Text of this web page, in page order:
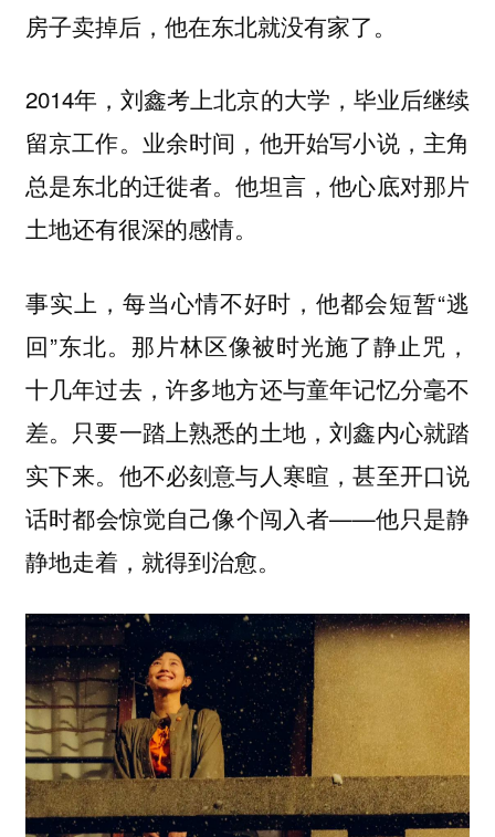
房子卖掉后，他在东北就没有家了。
2014年，刘鑫考上北京的大学，毕业后继续
留京工作。业余时间，他开始写小说，主角
总是东北的迁徙者。他坦言，他心底对那片
土地还有很深的感情。
事实上，每当心情不好时，他都会短暂“逃
回”东北。那片林区像被时光施了静止咒，
十几年过去，许多地方还与童年记忆分毫不
差。只要一踏上熟悉的土地，刘鑫内心就踏
实下来。他不必刻意与人寒暄，甚至开口说
话时都会惊觉自己像个闯入者——他只是静
静地走着，就得到治愈。